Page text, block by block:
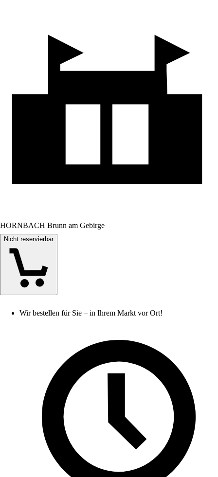
HORNBACH Brunn am Gebirge
Nicht reservierbar
Wir bestellen für Sie – in Ihrem Markt vor Ort!